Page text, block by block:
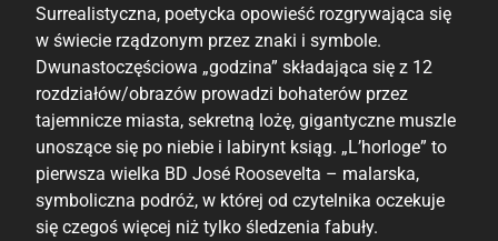
Surrealistyczna, poetycka opowieść rozgrywająca się
w świecie rządzonym przez znaki i symbole.
Dwunastoczęściowa „godzina” składająca się z 12
rozdziałów/obrazów prowadzi bohaterów przez
tajemnicze miasta, sekretną lożę, gigantyczne muszle
unoszące się po niebie i labirynt ksiąg. „L’horloge” to
pierwsza wielka BD José Roosevelta – malarska,
symboliczna podróż, w której od czytelnika oczekuje
się czegoś więcej niż tylko śledzenia fabuły.